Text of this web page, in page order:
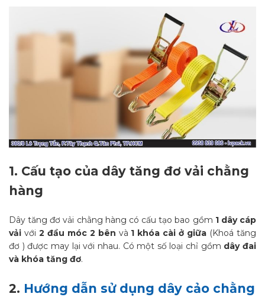
1. Cấu tạo của dây tăng đơ vải chằng
hàng
Dây tăng đơ vải chằng hàng có cấu tạo bao gồm 1 dây cáp
vải với 2 đầu móc 2 bên và 1 khóa cài ở giữa (Khoá tăng
đơ ) được may lại với nhau. Có một số loại chỉ gồm dây đai
và khóa tăng đơ.
2. Hướng dẫn sử dụng dây cảo chằng